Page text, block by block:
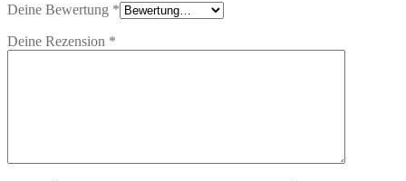
Deine Bewertung *
Deine Rezension *